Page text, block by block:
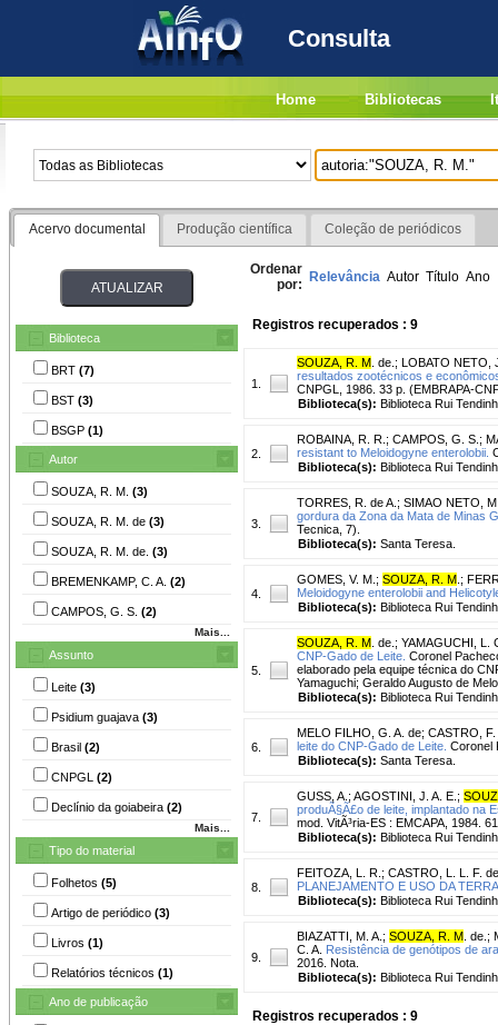
Consulta
Home Bibliotecas
Acervo documental Produção científica Coleção de periódicos
Biblioteca
BRT (7)
BST (3)
BSGP (1)
Autor
SOUZA, R. M. (3)
SOUZA, R. M. de (3)
SOUZA, R. M. de. (3)
BREMENKAMP, C. A. (2)
CAMPOS, G. S. (2)
Mais...
Assunto
Leite (3)
Psidium guajava (3)
Brasil (2)
CNPGL (2)
Declínio da goiabeira (2)
Mais...
Tipo do material
Folhetos (5)
Artigo de periódico (3)
Livros (1)
Relatórios técnicos (1)
Ano de publicação
Ordenar
por: Relevância Autor Título Ano
Registros recuperados : 9
1.
SOUZA, R. M . de. ; LOBATO NETO,
resultados zootécnicos e
CNPGL, 1986. 33 p. (EMBRAPA-
Biblioteca(s): Biblioteca Rui
2.
ROBAINA, R. R. ; CAMPOS, G. S. ;
resistant to Meloidogyne enterolobii.
Biblioteca(s): Biblioteca Rui
3.
TORRES, R. de A. ; SIMAO NETO,
gordura da Zona da Mata de Minas
Tecnica, 7).
Biblioteca(s): Santa Teresa.
4.
GOMES, V. M. ; SOUZA, R. M ;
Meloidogyne enterolobii and
Biblioteca(s): Biblioteca Rui
5.
SOUZA, R. M . de. ; YAMAGUCHI, L.
CNP-Gado de Leite. Coronel
elaborado pela equipe técnica do
Yamaguchi; Geraldo Augusto de
Biblioteca(s): Biblioteca Rui
6.
MELO FILHO, G. A. de; CASTRO,
leite do CNP-Gado de Leite. Coronel
Biblioteca(s): Santa Teresa.
7.
GUSS, A. ; AGOSTINI, J. A. E. ;
produÃ§Ã£o de leite, implantado na
mod. VitÃ³ria-ES : EMCAPA, 1984.
Biblioteca(s): Biblioteca Rui
8.
FEITOZA, L. R. ; CASTRO, L. L. F.
PLANEJAMENTO E USO DA
Biblioteca(s): Biblioteca Rui
9.
BIAZATTI, M. A. ; SOUZA, R. M . de. ;
C. A. Resistência de genótipos de
2016. Nota.
Biblioteca(s): Biblioteca Rui
Registros recuperados : 9